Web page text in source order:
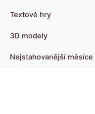
Textové hry
3D modely
Nejstahovanější měsíce